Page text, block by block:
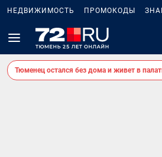
НЕДВИЖИМОСТЬ ПРОМОКОДЫ
Тюменец остался без дома и живет в